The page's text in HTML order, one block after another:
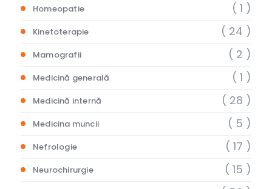
Homeopatie ( 1 )
Kinetoterapie ( 24 )
Mamografii ( 2 )
Medicină generală ( 1 )
Medicină internă ( 28 )
Medicina muncii ( 5 )
Nefrologie ( 17 )
Neurochirurgie ( 15 )